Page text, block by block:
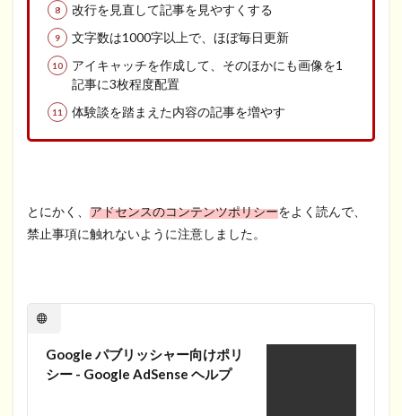
改行を見直して記事を見やすくする
文字数は1000字以上で、ほぼ毎日更新
アイキャッチを作成して、そのほかにも画像を1
記事に3枚程度配置
体験談を踏まえた内容の記事を増やす
とにかく、 アドセンスのコンテンツポリシーをよく読んで、
禁止事項に触れないように注意しました。
Google パブリッシャー向けポリ
シー - Google AdSense ヘルプ